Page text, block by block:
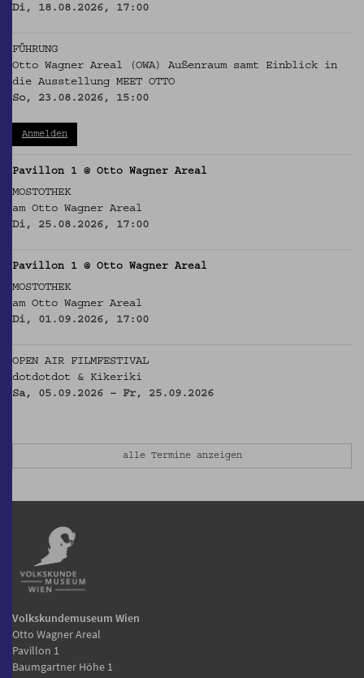
Di, 18.08.2026, 17:00
FÜHRUNG
Otto Wagner Areal (OWA) Außenraum samt Einblick in
die Ausstellung MEET OTTO
So, 23.08.2026, 15:00
Anmelden
Pavillon 1 @ Otto Wagner Areal
MOSTOTHEK
am Otto Wagner Areal
Di, 25.08.2026, 17:00
Pavillon 1 @ Otto Wagner Areal
MOSTOTHEK
am Otto Wagner Areal
Di, 01.09.2026, 17:00
OPEN AIR FILMFESTIVAL
dotdotdot & Kikeriki
Sa, 05.09.2026 – Fr, 25.09.2026
alle Termine anzeigen
Volkskundemuseum Wien
Otto Wagner Areal
Pavillon 1
Baumgartner Höhe 1